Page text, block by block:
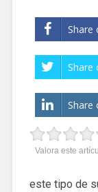
Share
Share
Share
Valora este
este tipo de